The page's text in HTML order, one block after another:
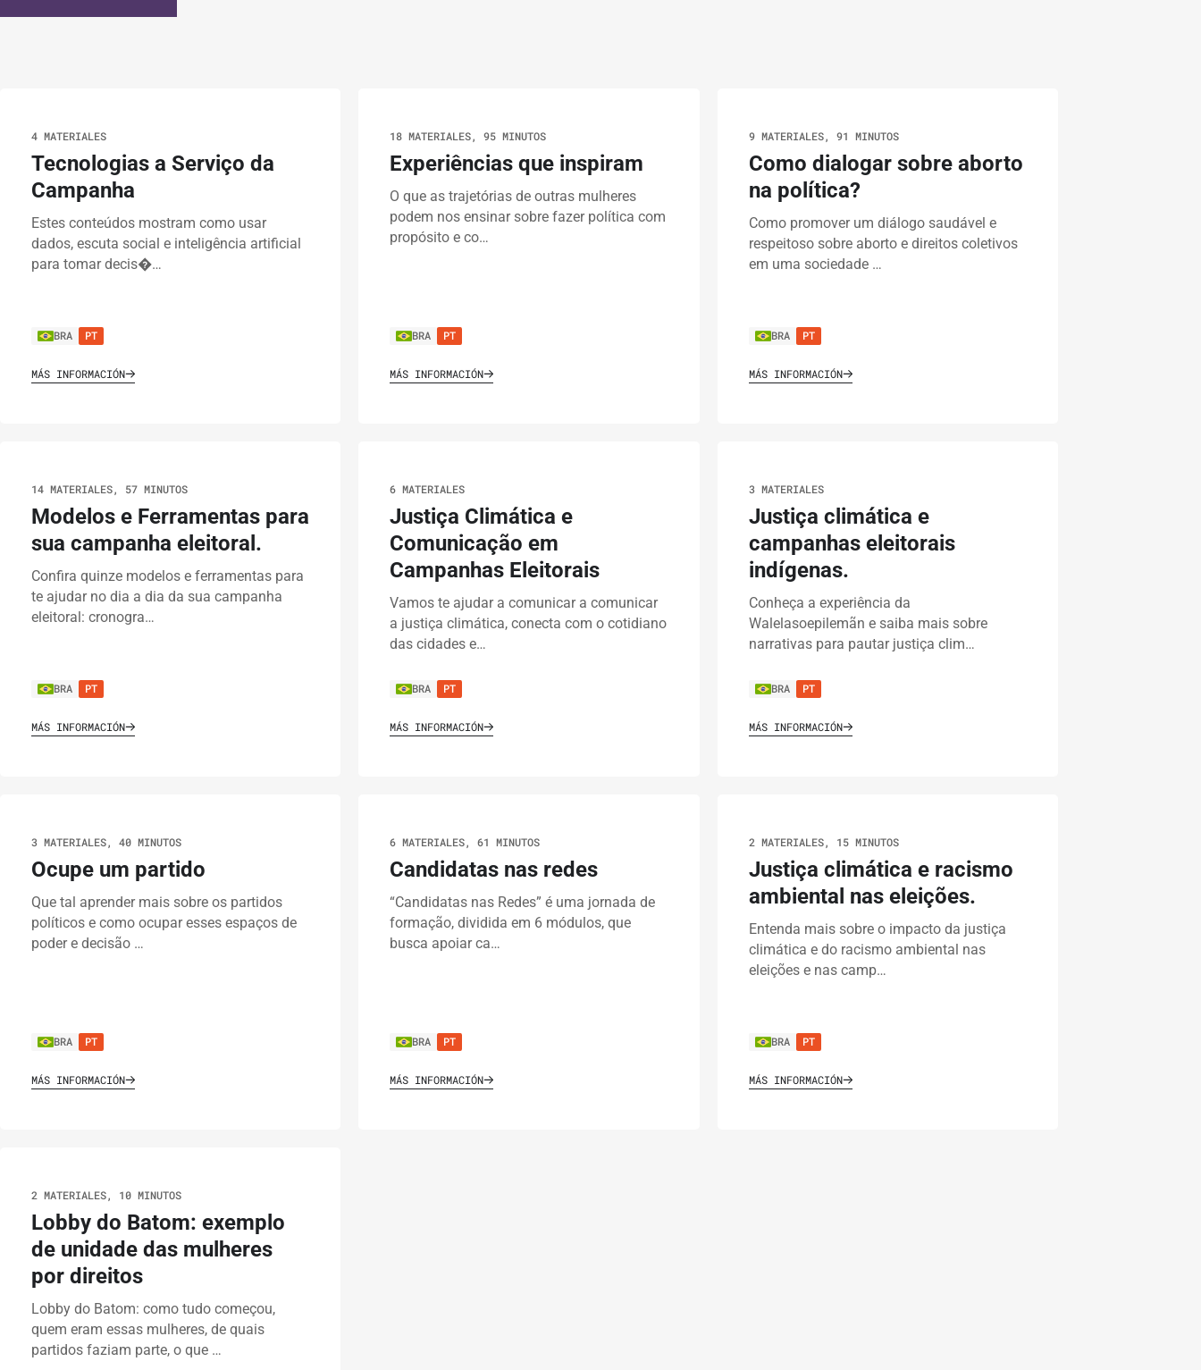
4 MATERIALES
Tecnologias a Serviço da
Campanha
Estes conteúdos mostram como usar
dados, escuta social e inteligência artificial
para tomar decis�…
BRA PT
MÁS INFORMACIÓN
18 MATERIALES, 95 MINUTOS
Experiências que inspiram
O que as trajetórias de outras mulheres
podem nos ensinar sobre fazer política com
propósito e co…
BRA PT
MÁS INFORMACIÓN
9 MATERIALES, 91 MINUTOS
Como dialogar sobre aborto
na política?
Como promover um diálogo saudável e
respeitoso sobre aborto e direitos coletivos
em uma sociedade …
BRA PT
MÁS INFORMACIÓN
14 MATERIALES, 57 MINUTOS
Modelos e Ferramentas para
sua campanha eleitoral.
Confira quinze modelos e ferramentas para
te ajudar no dia a dia da sua campanha
eleitoral: cronogra…
BRA PT
MÁS INFORMACIÓN
6 MATERIALES
Justiça Climática e
Comunicação em
Campanhas Eleitorais
Vamos te ajudar a comunicar a comunicar
a justiça climática, conecta com o cotidiano
das cidades e…
BRA PT
MÁS INFORMACIÓN
3 MATERIALES
Justiça climática e
campanhas eleitorais
indígenas.
Conheça a experiência da
Walelasoepilemãn e saiba mais sobre
narrativas para pautar justiça clim…
BRA PT
MÁS INFORMACIÓN
3 MATERIALES, 40 MINUTOS
Ocupe um partido
Que tal aprender mais sobre os partidos
políticos e como ocupar esses espaços de
poder e decisão …
BRA PT
MÁS INFORMACIÓN
6 MATERIALES, 61 MINUTOS
Candidatas nas redes
“Candidatas nas Redes” é uma jornada de
formação, dividida em 6 módulos, que
busca apoiar ca…
BRA PT
MÁS INFORMACIÓN
2 MATERIALES, 15 MINUTOS
Justiça climática e racismo
ambiental nas eleições.
Entenda mais sobre o impacto da justiça
climática e do racismo ambiental nas
eleições e nas camp…
BRA PT
MÁS INFORMACIÓN
2 MATERIALES, 10 MINUTOS
Lobby do Batom: exemplo
de unidade das mulheres
por direitos
Lobby do Batom: como tudo começou,
quem eram essas mulheres, de quais
partidos faziam parte, o que …